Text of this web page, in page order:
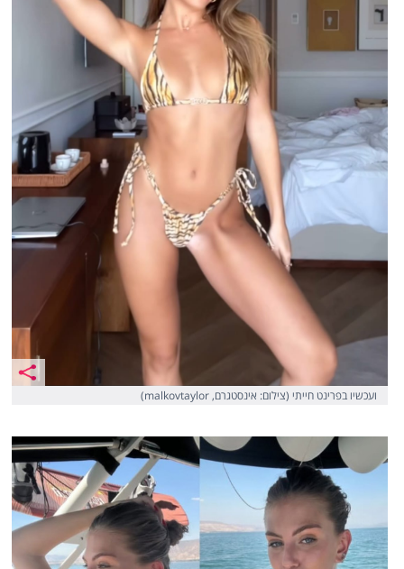
ועכשיו בפרינט חייתי (צילום: אינסטגרם, malkovtaylor)